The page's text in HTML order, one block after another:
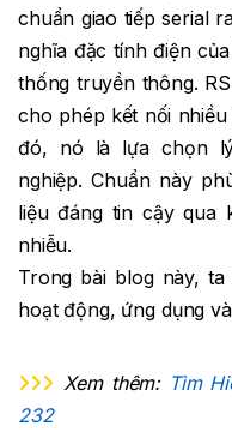
chuẩn giao tiếp serial
nghĩa đặc tính điện
thống truyền thông.
cho phép kết nối
đó, nó là lựa chọn
nghiệp. Chuẩn này
liệu đáng tin cậy qua
nhiễu.
Trong bài blog này,
hoạt động, ứng dụng
Xem thêm: Tìm
232